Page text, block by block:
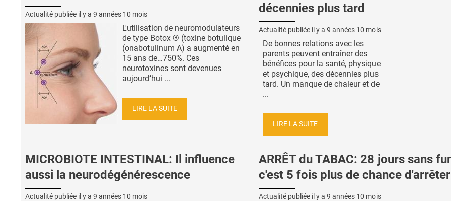
Actualité publiée il y a 9 années 10 mois
L'utilisation de neuromodulateurs
de type Botox ® (toxine botulique
(onabotulinum A) a augmenté en
15 ans de…750%. Ces
neurotoxines sont devenues
aujourd’hui ...
LIRE LA SUITE
décennies plus tard
Actualité publiée il y a 9 années 10 mois
De bonnes relations avec les
parents peuvent entraîner des
bénéfices pour la santé, physique
et psychique, des décennies plus
tard. Un manque de chaleur et de
...
LIRE LA SUITE
MICROBIOTE INTESTINAL: Il influence
aussi la neurodégénérescence
Actualité publiée il y a 9 années 10 mois
ARRÊT du TABAC: 28 jours sans
c'est 5 fois plus de chance d'arrêter
Actualité publiée il y a 9 années 10 mois